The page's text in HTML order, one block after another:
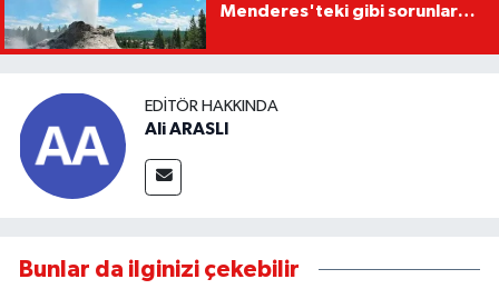
Menderes'teki gibi sorunlara
EDITÖR HAKKINDA
Ali ARASLI
Bunlar da ilginizi çekebilir